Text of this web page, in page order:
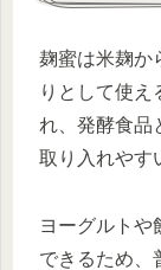
麹蜜は米麹か
りとして使え
れ、発酵食品
取り入れやす
ヨーグルトや
できるため、